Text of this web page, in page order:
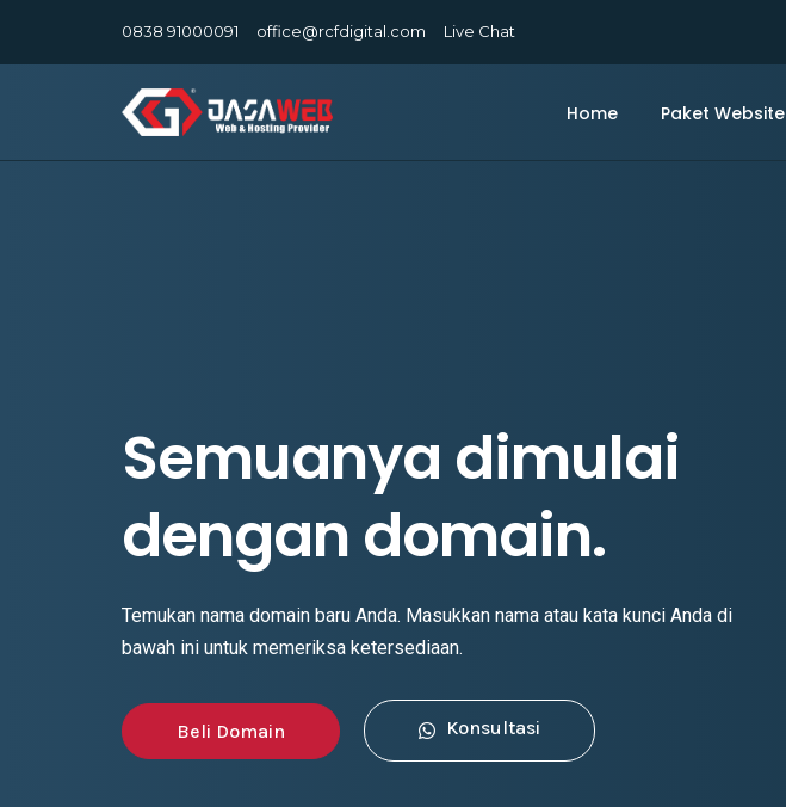
0838 91000091 office@rcfdigital.com Live Chat
Home Paket Website
Semuanya dimulai
dengan domain.
Temukan nama domain baru Anda. Masukkan nama atau kata kunci Anda di
bawah ini untuk memeriksa ketersediaan.
Beli Domain Konsultasi